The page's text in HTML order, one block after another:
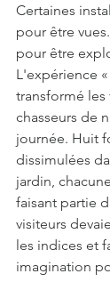
Certaines
pour être
pour être
L'expérience
transformé les
chasseurs de
journée. Huit
dissimulées
jardin,
faisant partie
visiteurs
les indices et
imagination